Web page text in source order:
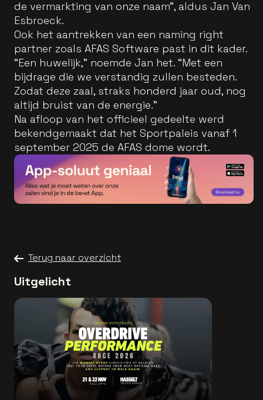
de vermarkting van onze naam”, aldus Jan Van
Esbroeck.
Ook het aantrekken van een naming right
partner zoals AFAS Software past in dit kader.
“Een huwelijk,” noemde Jan het. “Met een
bijdrage die we verstandig zullen besteden.
Zodat deze zaal, straks honderd jaar oud, nog
altijd bruist van de energie.”
Na afloop van het officieel gedeelte werd
bekendgemaakt dat het Sportpaleis vanaf 1
september 2025 de AFAS dome wordt.
Terug naar overzicht
Uitgelicht